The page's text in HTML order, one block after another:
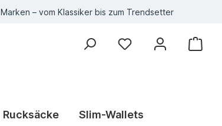
Marken – vom Klassiker bis zum Trendsetter
Rucksäcke Slim-Wallets